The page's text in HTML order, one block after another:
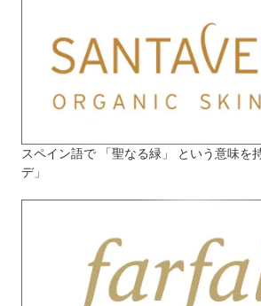
スペイン語で 「聖なる緑」 という意味を
デ」